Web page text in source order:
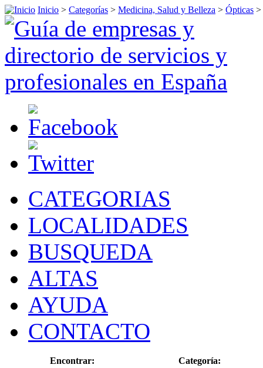
Inicio > Categorías > Medicina, Salud y Belleza > Ópticas >
CATEGORIAS
LOCALIDADES
BUSQUEDA
ALTAS
AYUDA
CONTACTO
Encontrar: Categoría: